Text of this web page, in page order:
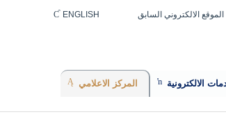
ENGLISH الموقع الالكتروني السابق
الالكترونية المركز الاعلامي